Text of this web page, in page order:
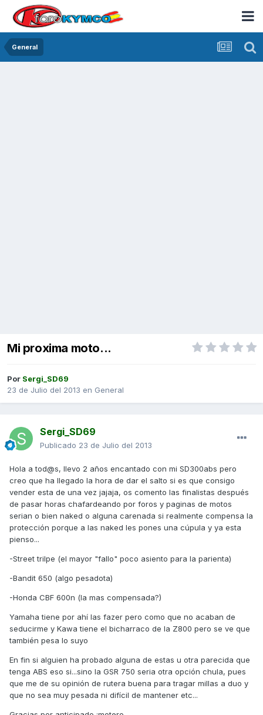
General
Mi proxima moto...
Por Sergi_SD69
23 de Julio del 2013 en General
Sergi_SD69
Publicado 23 de Julio del 2013
Hola a tod@s, llevo 2 años encantado con mi SD300abs pero
creo que ha llegado la hora de dar el salto si es que consigo
vender esta de una vez jajaja, os comento las finalistas después
de pasar horas chafardeando por foros y paginas de motos
serian o bien naked o alguna carenada si realmente compensa la
protección porque a las naked les pones una cúpula y ya esta
pienso...
-Street trilpe (el mayor "fallo" poco asiento para la parienta)
-Bandit 650 (algo pesadota)
-Honda CBF 600n (la mas compensada?)
Yamaha tiene por ahí las fazer pero como que no acaban de
seducirme y Kawa tiene el bicharraco de la Z800 pero se ve que
también pesa lo suyo
En fin si alguien ha probado alguna de estas u otra parecida que
tenga ABS eso si...sino la GSR 750 seria otra opción chula, pues
que me de su opinión de rutera buena para tragar millas a duo y
que no sea muy pesada ni difícil de mantener etc...